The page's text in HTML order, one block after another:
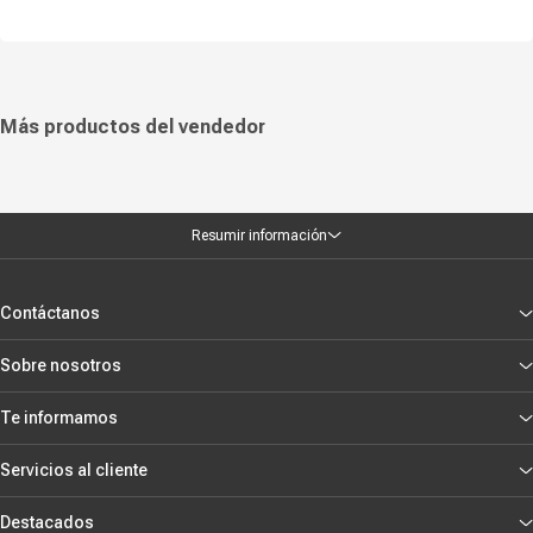
Más productos del vendedor
Resumir información
Contáctanos
Sobre nosotros
Te informamos
Servicios al cliente
Destacados